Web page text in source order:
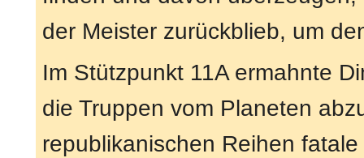
der Meister zurückblieb, um
Im Stützpunkt 11A ermahnte
die Truppen vom Planeten
republikanischen Reihen